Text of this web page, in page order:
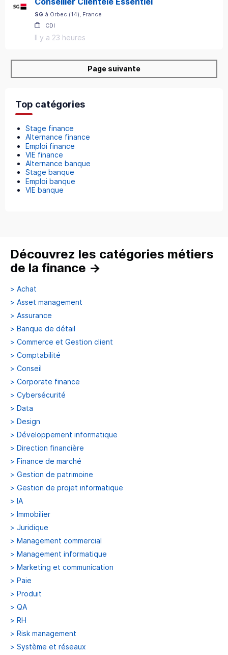
SG à Orbec (14), France
CDI
Il y a 23 heures
Page suivante
Top catégories
Stage finance
Alternance finance
Emploi finance
VIE finance
Alternance banque
Stage banque
Emploi banque
VIE banque
Découvrez les catégories métiers
de la finance →
> Achat
> Asset management
> Assurance
> Banque de détail
> Commerce et Gestion client
> Comptabilité
> Conseil
> Corporate finance
> Cybersécurité
> Data
> Design
> Développement informatique
> Direction financière
> Finance de marché
> Gestion de patrimoine
> Gestion de projet informatique
> IA
> Immobilier
> Juridique
> Management commercial
> Management informatique
> Marketing et communication
> Paie
> Produit
> QA
> RH
> Risk management
> Système et réseaux